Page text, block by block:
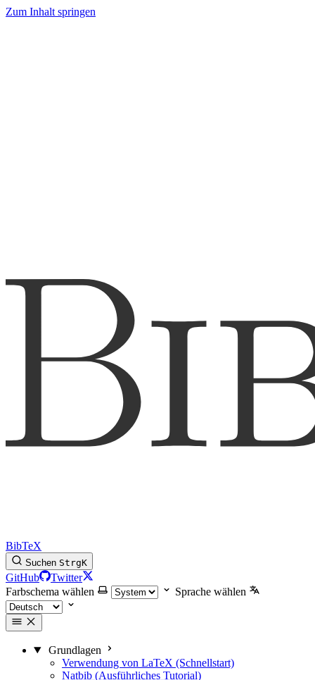
Zum Inhalt springen
BibTeX
Suchen StrgK
GitHub
Twitter
Farbschema wählen
Sprache wählen
Grundlagen
Verwendung von LaTeX (Schnellstart)
Natbib (Ausführliches Tutorial)